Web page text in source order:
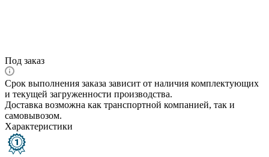
Под заказ
Срок выполнения заказа зависит от наличия комплектующих
и текущей загруженности производства.
Доставка возможна как транспортной компанией, так и
самовывозом.
Характеристики